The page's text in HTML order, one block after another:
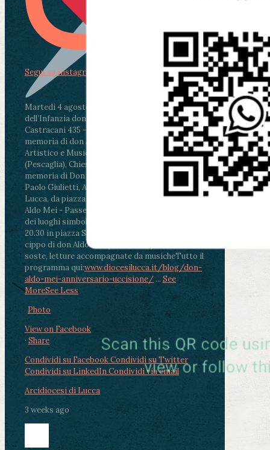
Martedì 4 agosto2026
ore 11:30 - Lucca, Scuola
dell’Infanzia don Aldo Mei - Viale Castruccio
Castracani 435 - Inaugurazione murales in
memoria di don Aldo Mei curato dal Liceo
Artistico e Musicale “Passaglia”
ore 18 - Fiano
(Pescaglia), Chiesa parrocchiale - Messa in
memoria di Don Aldo Mei celebrata da mons.
Paolo Giulietti, Arcivescovo di Lucca
ore 20.30 -
Lucca, da piazza San Michele al Cippo di don
Aldo Mei - Passeggiata della Memoria in alcuni
dei luoghi simbolo della città. Ritrovo alle ore
20.30 in piazza San Michele con conclusione al
cippo di don Aldo Mei (Porta Elisa). Durante le
soste, letture accompagnate da musicheTutto il
programma qui:www.diocesilucca.it/blog/don-
aldo-mei-anniversario-uccisione/ ... See
MoreSee Less
Photo
View on Facebook
· Share
Condividi su FacebookCondividi su Twitter
Condividi su LinkedInCondividi via email
Arcidiocesi di Lucca
3 weeks ago
Segui su Instagram